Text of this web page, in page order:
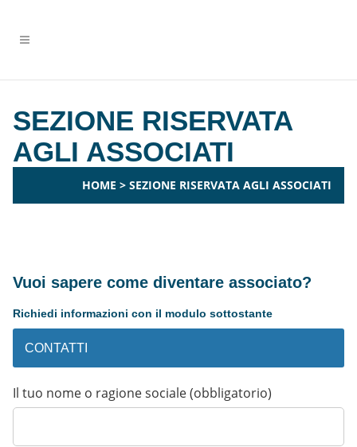
SEZIONE RISERVATA
AGLI ASSOCIATI
HOME > SEZIONE RISERVATA AGLI ASSOCIATI
Vuoi sapere come diventare associato?
Richiedi informazioni con il modulo sottostante
CONTATTI
Il tuo nome o ragione sociale (obbligatorio)